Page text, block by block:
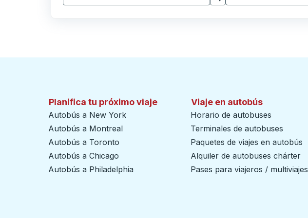
Haga clic para cambiar sus selecciones de origen y destino
Planifica tu próximo viaje
Autobús a New York
Autobús a Montreal
Autobús a Toronto
Autobús a Chicago
Autobús a Philadelphia
Viaje en autobús
Horario de autobuses
Terminales de autobuses
Paquetes de viajes en autobús
Alquiler de autobuses chárter
Pases para viajeros / multiviajes